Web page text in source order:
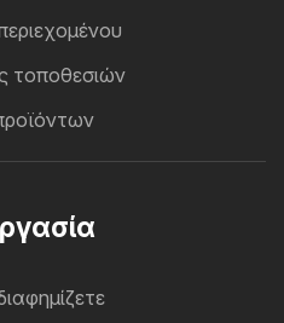
τοποθεσιών